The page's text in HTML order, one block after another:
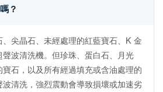
？
尖晶石、未經處理的紅藍寶石、K 金
波清洗機。但珍珠、蛋白石、月光
石，以及所有經過填充或含油處理的
清洗，強烈震動會導致損壞或加速劣